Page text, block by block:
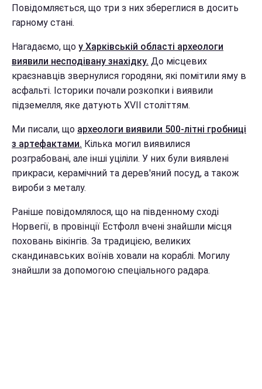
Повідомляється, що три з них збереглися в досить
гарному стані.
Нагадаємо, що у Харківській області археологи
виявили несподівану знахідку. До місцевих
краєзнавців звернулися городяни, які помітили яму в
асфальті. Історики почали розкопки і виявили
підземелля, яке датують XVII століттям.
Ми писали, що археологи виявили 500-літні гробниці
з артефактами. Кілька могил виявилися
розграбовані, але інші уціліли. У них були виявлені
прикраси, керамічний та дерев'яний посуд, а також
вироби з металу.
Раніше повідомлялося, що на південному сході
Норвегії, в провінції Естфолл вчені знайшли місця
поховань вікінгів. За традицією, великих
скандинавських воїнів ховали на кораблі. Могилу
знайшли за допомогою спеціального радара.